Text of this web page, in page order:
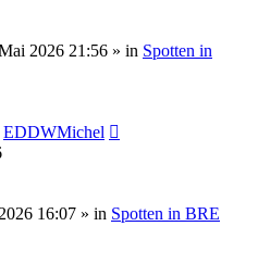
2026 21:56 » in Spotten in
EDDWMichel
16:07 » in Spotten in BRE